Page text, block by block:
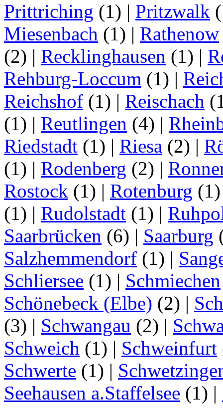
Prittriching (1) | Pritzwalk
Miesenbach (1) | Rathenow
(2) | Recklinghausen (1) |
Rehburg-Loccum (1) |
Reichshof (1) | Reischach
(1) | Reutlingen (4) |
Riedstadt (1) | Riesa (2) |
(1) | Rodenberg (2) |
Rostock (1) | Rotenburg
(1) | Rudolstadt (1) |
Saarbrücken (6) | Saarburg
Salzhemmendorf (1) |
Schliersee (1) | Schmiechen
Schönebeck (Elbe) (2) |
(3) | Schwangau (2) |
Schweich (1) | Schweinfurt
Schwerte (1) |
Seehausen a.Staffelsee (1) |